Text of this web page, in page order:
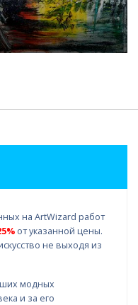
на ArtWizard работ
от указанной цены.
не выходя из
модных
и за его